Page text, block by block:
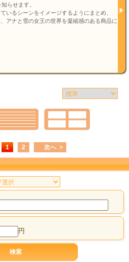
らせます。
いるシーンをイメージするようにまとめ、
アナと雪の女王の世界を凝縮感のある商品に
1 2 次へ
円